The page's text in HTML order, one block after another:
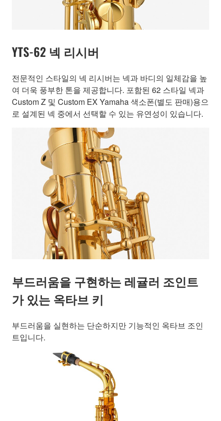
YTS-62 넥 리시버
전문적인 스타일의 넥 리시버는 넥과 바디의 일체감을 높
여 더욱 풍부한 톤을 제공합니다. 포함된 62 스타일 넥과
Custom Z 및 Custom EX Yamaha 색소폰(별도 판매)용으
로 설계된 넥 중에서 선택할 수 있는 유연성이 있습니다.
부드러움을 구현하는 레귤러 조인트
가 있는 옥타브 키
부드러움을 실현하는 단순하지만 기능적인 옥타브 조인
트입니다.